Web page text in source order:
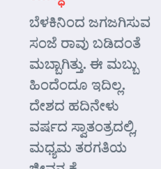
ಬೆಳಕಿನಿಂದ ಜಗಜಗಿಸುವ
ಸಂಜೆ ರಾವು ಬಡಿದಂತೆ
ಮಬ್ಬಾಗಿತ್ತು. ಈ ಮಬ್ಬು
ಹಿಂದೆಂದೂ ಇದಿಲ್ಲ.
ದೇಶದ ಹದಿನೇಳು
ವರ್ಷದ ಸ್ವಾತಂತ್ರದಲ್ಲಿ,
ಮಧ್ಯಮ ತರಗತಿಯ